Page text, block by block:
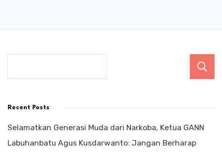
Recent Posts
Selamatkan Generasi Muda dari Narkoba, Ketua GANN
Labuhanbatu Agus Kusdarwanto: Jangan Berharap